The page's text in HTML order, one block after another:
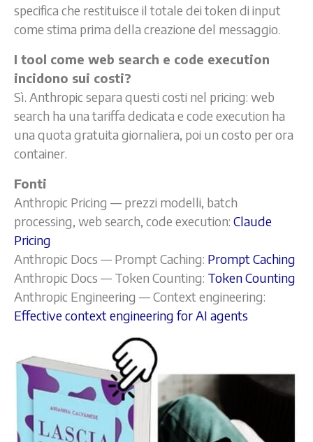
specifica che restituisce il totale dei token di input
come stima prima della creazione del messaggio.
I tool come web search e code execution
incidono sui costi?
Sì. Anthropic separa questi costi nel pricing: web
search ha una tariffa dedicata e code execution ha
una quota gratuita giornaliera, poi un costo per ora
container.
Fonti
Anthropic Pricing — prezzi modelli, batch
processing, web search, code execution: Claude
Pricing
Anthropic Docs — Prompt Caching: Prompt Caching
Anthropic Docs — Token Counting: Token Counting
Anthropic Engineering — Context engineering:
Effective context engineering for AI agents